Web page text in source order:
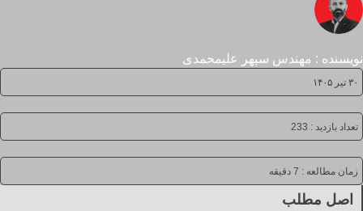
نویسنده : مهندس سپهر علیمحمدی
۳۰ تیر ۱۴۰۵
تعداد بازدید : 233
زمان مطالعه : 7 دقیقه
اصل مطلب